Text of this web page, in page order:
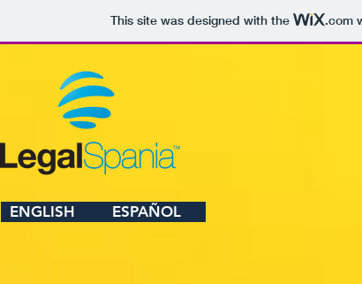
This site was designed with the .com
ENGLISH ESPAÑOL